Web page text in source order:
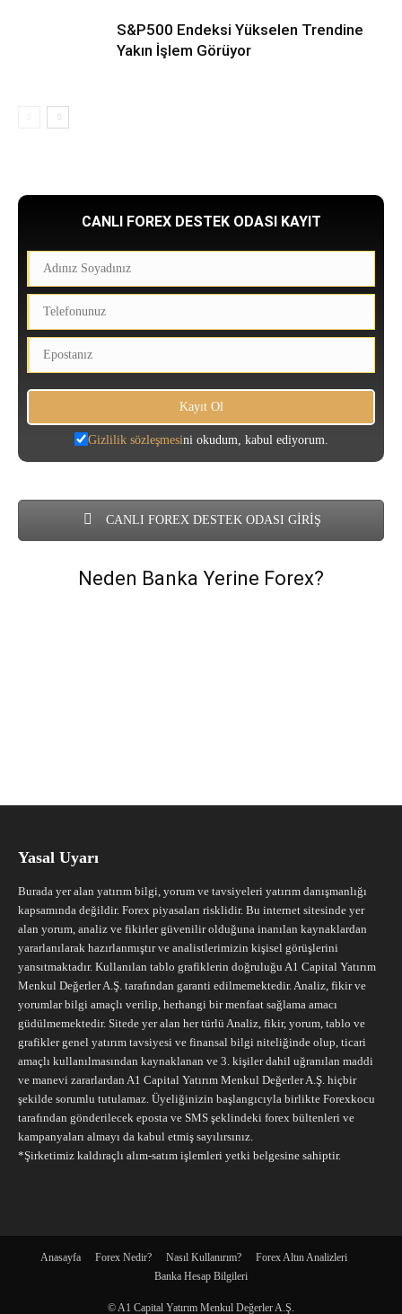
S&P500 Endeksi Yükselen Trendine
Yakın İşlem Görüyor
CANLI FOREX DESTEK ODASI KAYIT
Gizlilik sözleşmesini okudum, kabul ediyorum.
CANLI FOREX DESTEK ODASI GİRİŞ
Neden Banka Yerine Forex?
Yasal Uyarı
Burada yer alan yatırım bilgi, yorum ve tavsiyeleri yatırım danışmanlığı
kapsamında değildir. Forex piyasaları risklidir. Bu internet sitesinde yer
alan yorum, analiz ve fikirler güvenilir olduğuna inanılan kaynaklardan
yararlanılarak hazırlanmıştır ve analistlerimizin kişisel görüşlerini
yansıtmaktadır. Kullanılan tablo grafiklerin doğruluğu A1 Capital Yatırım
Menkul Değerler A.Ş. tarafından garanti edilmemektedir. Analiz, fikir ve
yorumlar bilgi amaçlı verilip, herhangi bir menfaat sağlama amacı
güdülmemektedir. Sitede yer alan her türlü Analiz, fikir, yorum, tablo ve
grafikler genel yatırım tavsiyesi ve finansal bilgi niteliğinde olup, ticari
amaçlı kullanılmasından kaynaklanan ve 3. kişiler dahil uğranılan maddi
ve manevi zararlardan A1 Capital Yatırım Menkul Değerler A.Ş. hiçbir
şekilde sorumlu tutulamaz. Üyeliğinizin başlangıcıyla birlikte Forexkocu
tarafından gönderilecek eposta ve SMS şeklindeki forex bültenleri ve
kampanyaları almayı da kabul etmiş sayılırsınız.
*Şirketimiz kaldıraçlı alım-satım işlemleri yetki belgesine sahiptir.
Anasayfa Forex Nedir? Nasıl Kullanırım?
Forex Altın Analizleri
Banka Hesap Bilgileri
© A1 Capital Yatırım Menkul Değerler A.Ş.